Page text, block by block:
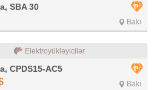
SBA 30
Bakı
Elektroyükləyicilər
CPDS15-AC5
Bakı